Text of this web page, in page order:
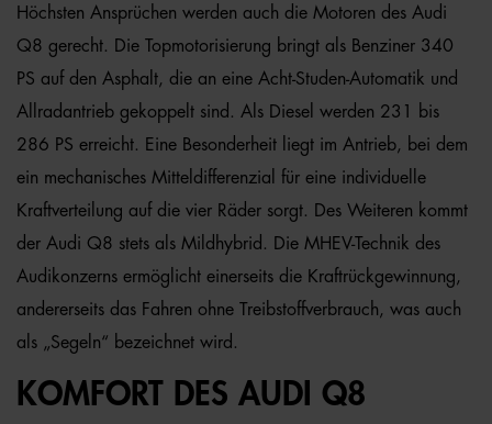
Höchsten Ansprüchen werden auch die Motoren des Audi
Q8 gerecht. Die Topmotorisierung bringt als Benziner 340
PS auf den Asphalt, die an eine Acht-Studen-Automatik und
Allradantrieb gekoppelt sind. Als Diesel werden 231 bis
286 PS erreicht. Eine Besonderheit liegt im Antrieb, bei dem
ein mechanisches Mitteldifferenzial für eine individuelle
Kraftverteilung auf die vier Räder sorgt. Des Weiteren kommt
der Audi Q8 stets als Mildhybrid. Die MHEV-Technik des
Audikonzerns ermöglicht einerseits die Kraftrückgewinnung,
andererseits das Fahren ohne Treibstoffverbrauch, was auch
als „Segeln“ bezeichnet wird.
KOMFORT DES AUDI Q8